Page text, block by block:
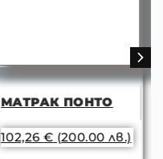
МАТРАК ПОНТО
102,26 € (200.00 лв.)